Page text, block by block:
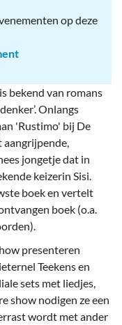
op deze
bekend van romans
Onlangs
'Rustimo' bij De
jongetje dat in
keizerin Sisi.
boek en vertelt
boek (o.a.
presenteren
Teekens en
sets met liedjes,
show nodigen ze een
wordt met ander